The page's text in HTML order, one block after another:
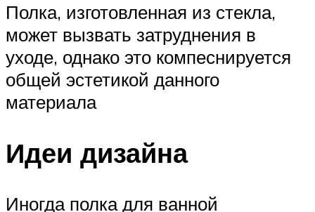
Полка, изготовленная из стекла,
может вызвать затруднения в
уходе, однако это компеснируется
общей эстетикой данного
материала
Идеи дизайна
Иногда полка для ванной